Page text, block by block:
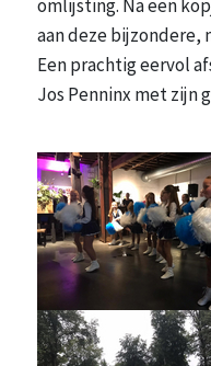
omlijsting. Na een
aan deze bijzondere,
Een prachtig eervol
Jos Penninx met zijn